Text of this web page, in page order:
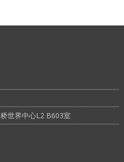
世界中心L2 B603室